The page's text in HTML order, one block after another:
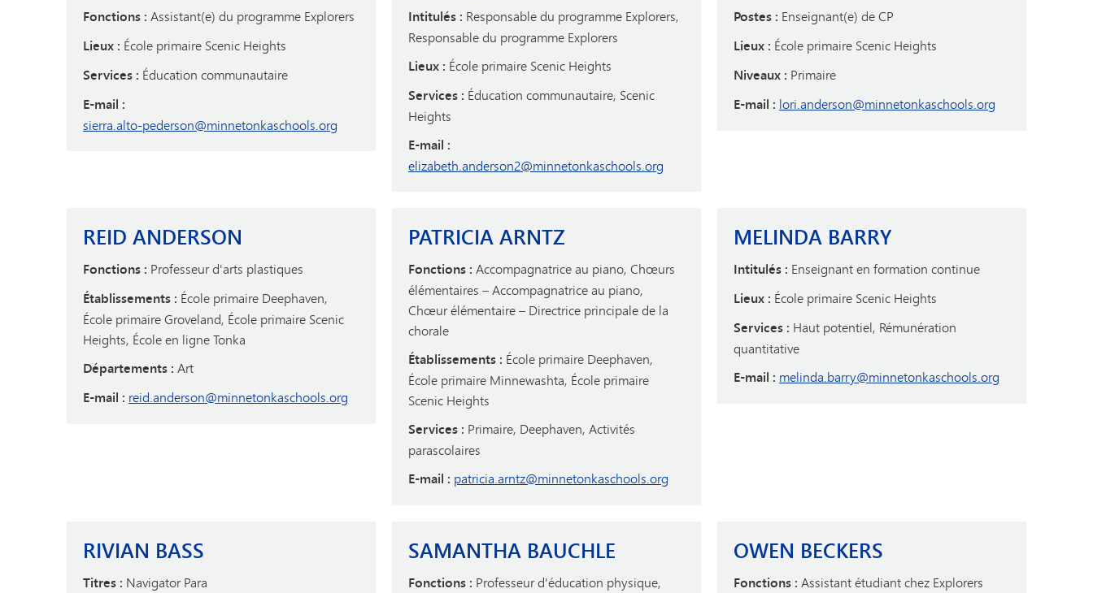
Fonctions : Assistant(e) du programme Explorers
Lieux : École primaire Scenic Heights
Services : Éducation communautaire
E-mail :
sierra.alto-pederson@minnetonkaschools.org
Intitulés : Responsable du programme Explorers,
Responsable du programme Explorers
Lieux : École primaire Scenic Heights
Services : Éducation communautaire, Scenic
Heights
E-mail :
elizabeth.anderson2@minnetonkaschools.org
Postes : Enseignant(e) de CP
Lieux : École primaire Scenic Heights
Niveaux : Primaire
E-mail : lori.anderson@minnetonkaschools.org
REID ANDERSON
Fonctions : Professeur d'arts plastiques
Établissements : École primaire Deephaven,
École primaire Groveland, École primaire Scenic
Heights, École en ligne Tonka
Départements : Art
E-mail : reid.anderson@minnetonkaschools.org
PATRICIA ARNTZ
Fonctions : Accompagnatrice au piano, Chœurs
élémentaires – Accompagnatrice au piano,
Chœur élémentaire – Directrice principale de la
chorale
Établissements : École primaire Deephaven,
École primaire Minnewashta, École primaire
Scenic Heights
Services : Primaire, Deephaven, Activités
parascolaires
E-mail : patricia.arntz@minnetonkaschools.org
MELINDA BARRY
Intitulés : Enseignant en formation continue
Lieux : École primaire Scenic Heights
Services : Haut potentiel, Rémunération
quantitative
E-mail : melinda.barry@minnetonkaschools.org
RIVIAN BASS
Titres : Navigator Para
SAMANTHA BAUCHLE
Fonctions : Professeur d'éducation physique,
OWEN BECKERS
Fonctions : Assistant étudiant chez Explorers